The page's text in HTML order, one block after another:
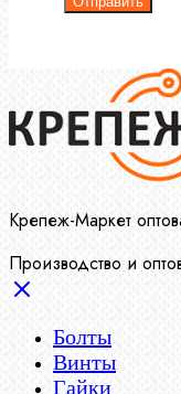
Крепеж-Маркет
Производство и
Болты
Винты
Гайки